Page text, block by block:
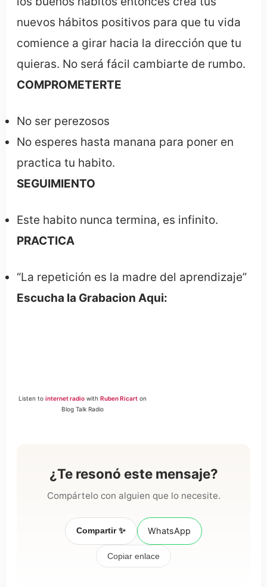
nuevos hábitos positivos para que tu vida
comience a girar hacia la dirección que tu
quieras. No será fácil cambiarte de rumbo.
COMPROMETERTE
No ser perezosos
No esperes hasta manana para poner en
practica tu habito.
SEGUIMIENTO
Este habito nunca termina, es infinito.
PRACTICA
“La repetición es la madre del aprendizaje”
Escucha la Grabacion Aqui:
Listen to internet radiowith Ruben Ricarton
Blog Talk Radio
¿Te resonó este mensaje?
Compártelo con alguien que lo necesite.
Compartir ✨ WhatsApp
Copiar enlace